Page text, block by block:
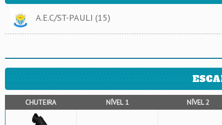
A.E.C/ST-PAULI (15)
CHUTEIRA NÍVEL 1 NÍVEL 2